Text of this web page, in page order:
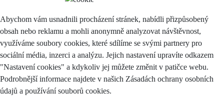
Abychom vám usnadnili procházení stránek, nabídli přizpůsobený
obsah nebo reklamu a mohli anonymně analyzovat návštěvnost,
využíváme soubory cookies, které sdílíme se svými partnery pro
sociální média, inzerci a analýzu. Jejich nastavení upravíte odkazem
"Nastavení cookies" a kdykoliv jej můžete změnit v patičce webu.
Podrobnější informace najdete v našich Zásadách ochrany osobních
údajů a používání souborů cookies.